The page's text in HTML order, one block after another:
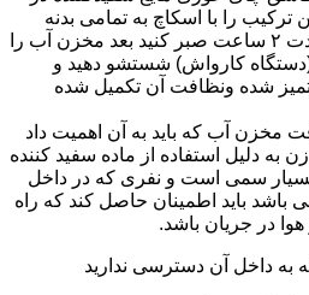
ترکیب را با اسکاچ به تمامی بدنه
مخزن آّب آغشته کنید و به مدت ۲ ساعت صبر کنید بعد مخزن آب را
کارواش) شستشو دهید و
تمیز شده ونظافت آن تکمیل شده
مخزن آب که باید به آن اهمیت داد
دلیل استفاده از ماده سفید کننده
بسیار سمی است و نفری که در داخل
باید اطمینان حاصل کند که راه
در جریان باشد.
داخل آن دسترسی ندارید